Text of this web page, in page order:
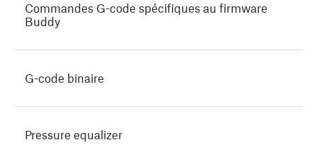
Commandes G-code spécifiques au firmware
Buddy
G-code binaire
Pressure equalizer